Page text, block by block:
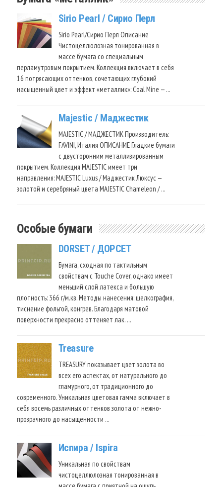
Sirio Pearl / Сирио Перл
Sirio Pearl/Сирио Перл Описание
Чистоцеллюлозная тонированная в
массе бумага со специальным
перламутровым покрытием. Коллекция включает в себя
16 потрясающих оттенков, сочетающих глубокий
насыщенный цвет и эффект «металлик»: Coal Mine — …
Majestic / Маджестик
MAJESTIC / МАДЖЕСТИК Производитель:
FAVINI, Италия ОПИСАНИЕ Гладкие бумаги
с двусторонним металлизированным
покрытием. Коллекция MAJESTIC имеет три
направления: MAJESTIC Luxus / Маджестик Люксус —
золотой и серебряный цвета MAJESTIC Chameleon / …
Особые бумаги
DORSET / ДОРСЕТ
Бумага, сходная по тактильным
свойствам с Touche Cover, однако имеет
меньший слой латекса и большую
плотность: 366 г/м.кв. Методы нанесения: шелкография,
тиснение фольгой, конгрев. Благодаря матовой
поверхности прекрасно оттеняет лак. …
Treasure
TREASURY показывает цвет золота во
всех его аспектах, от натурального до
гламурного, от традиционного до
современного. Уникальная цветовая гамма включает в
себя восемь различных оттенков золота от нежно-
прозрачного до насыщенности …
Испира / Ispira
Уникальная по свойствам
чистоцеллюлозная тонированная в